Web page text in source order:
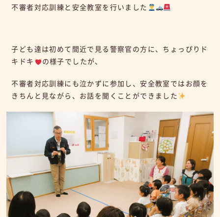
不審者対応訓練と安全教室を行いました
子ども達は初めて間近で見る警察官の方に、ちょっぴりド
キドキ
の様子でしたが、
不審者対応訓練にも泣かずに参加し、安全教室ではお顔を
きちんと見ながら、お話を聞くことができました